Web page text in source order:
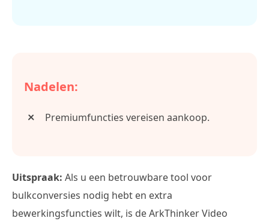
Nadelen:
Premiumfuncties vereisen aankoop.
Uitspraak: Als u een betrouwbare tool voor
bulkconversies nodig hebt en extra
bewerkingsfuncties wilt, is de ArkThinker Video